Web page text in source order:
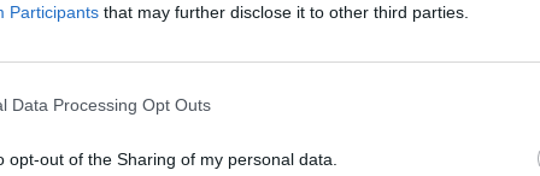
Participants that may further disclose it to other third parties.
Data Processing Opt Outs
opt-out of the Sharing of my personal data.
ad